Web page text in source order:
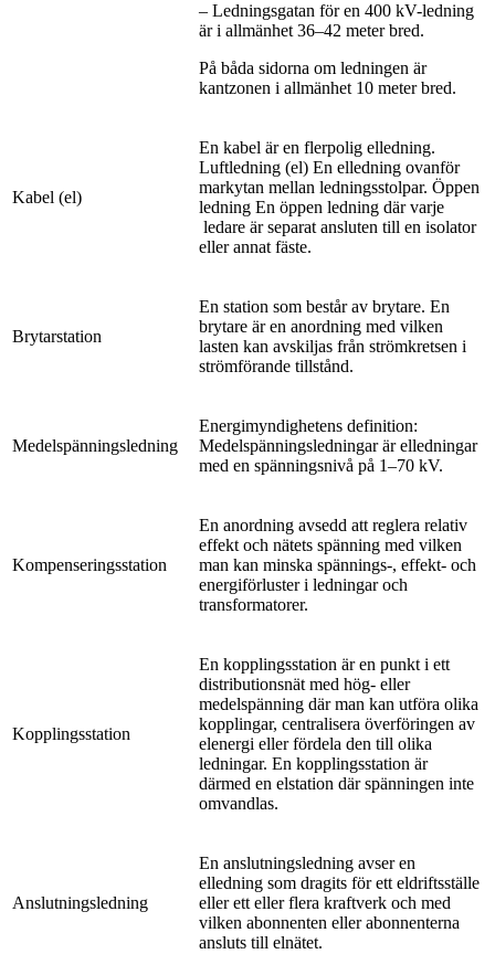
– Ledningsgatan för en 400 kV-ledning
är i allmänhet 36–42 meter bred.
På båda sidorna om ledningen är
kantzonen i allmänhet 10 meter bred.
Kabel (el)
En kabel är en flerpolig elledning.
Luftledning (el) En elledning ovanför
markytan mellan ledningsstolpar. Öppen
ledning En öppen ledning där varje
ledare är separat ansluten till en isolator
eller annat fäste.
Brytarstation
En station som består av brytare. En
brytare är en anordning med vilken
lasten kan avskiljas från strömkretsen i
strömförande tillstånd.
Medelspänningsledning
Energimyndighetens definition:
Medelspänningsledningar är elledningar
med en spänningsnivå på 1–70 kV.
Kompenseringsstation
En anordning avsedd att reglera relativ
effekt och nätets spänning med vilken
man kan minska spännings-, effekt- och
energiförluster i ledningar och
transformatorer.
Kopplingsstation
En kopplingsstation är en punkt i ett
distributionsnät med hög- eller
medelspänning där man kan utföra olika
kopplingar, centralisera överföringen av
elenergi eller fördela den till olika
ledningar. En kopplingsstation är
därmed en elstation där spänningen inte
omvandlas.
Anslutningsledning
En anslutningsledning avser en
elledning som dragits för ett eldriftsställe
eller ett eller flera kraftverk och med
vilken abonnenten eller abonnenterna
ansluts till elnätet.